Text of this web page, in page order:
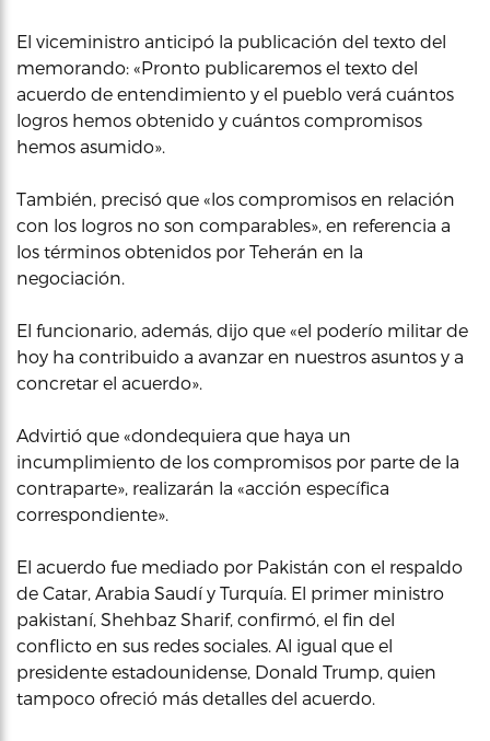
El viceministro anticipó la publicación del texto del
memorando: «Pronto publicaremos el texto del
acuerdo de entendimiento y el pueblo verá cuántos
logros hemos obtenido y cuántos compromisos
hemos asumido».
También, precisó que «los compromisos en relación
con los logros no son comparables», en referencia a
los términos obtenidos por Teherán en la
negociación.
El funcionario, además, dijo que «el poderío militar de
hoy ha contribuido a avanzar en nuestros asuntos y a
concretar el acuerdo».
Advirtió que «dondequiera que haya un
incumplimiento de los compromisos por parte de la
contraparte», realizarán la «acción específica
correspondiente».
El acuerdo fue mediado por Pakistán con el respaldo
de Catar, Arabia Saudí y Turquía. El primer ministro
pakistaní, Shehbaz Sharif, confirmó, el fin del
conflicto en sus redes sociales. Al igual que el
presidente estadounidense, Donald Trump, quien
tampoco ofreció más detalles del acuerdo.